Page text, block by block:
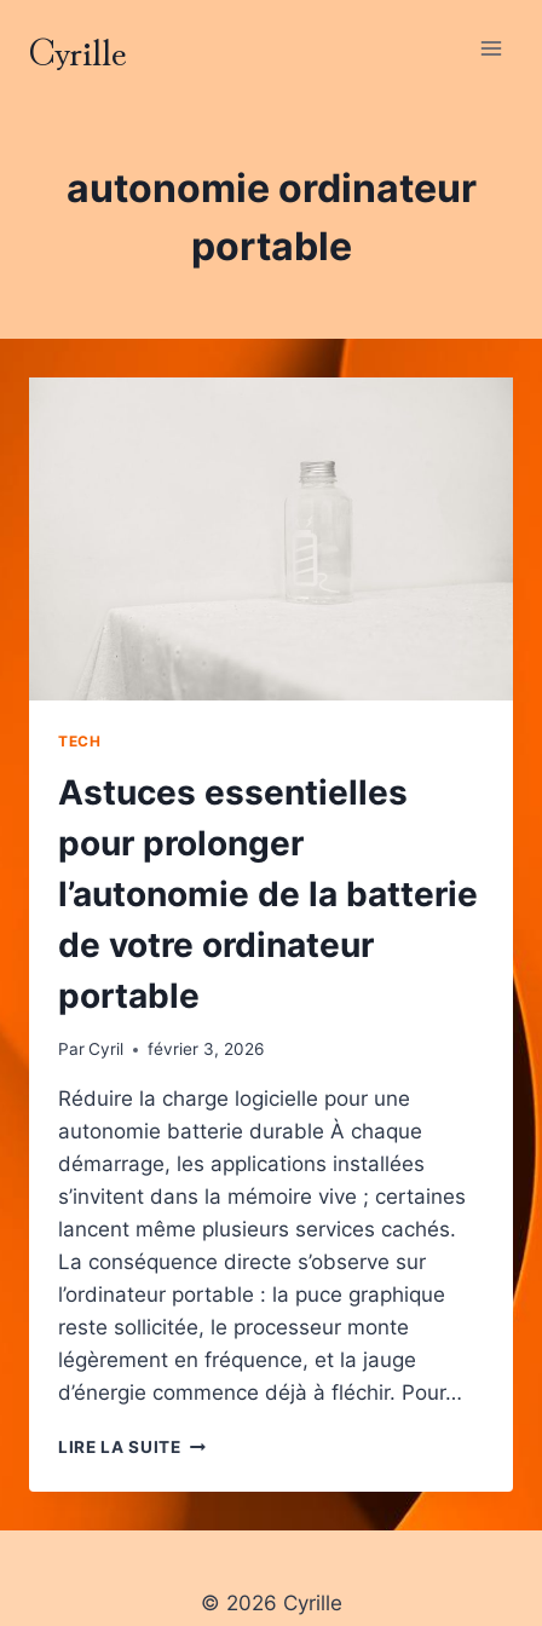
Cyrille
autonomie ordinateur
portable
TECH
Astuces essentielles
pour prolonger
l’autonomie de la batterie
de votre ordinateur
portable
ParCyril février 3, 2026
Réduire la charge logicielle pour une
autonomie batterie durable À chaque
démarrage, les applications installées
s’invitent dans la mémoire vive ; certaines
lancent même plusieurs services cachés.
La conséquence directe s’observe sur
l’ordinateur portable : la puce graphique
reste sollicitée, le processeur monte
légèrement en fréquence, et la jauge
d’énergie commence déjà à fléchir. Pour…
LIRE LA SUITEASTUCES
POUR
© 2026 Cyrille